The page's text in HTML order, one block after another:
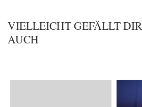
VIELLEICHT GEFÄLLT DIR
AUCH